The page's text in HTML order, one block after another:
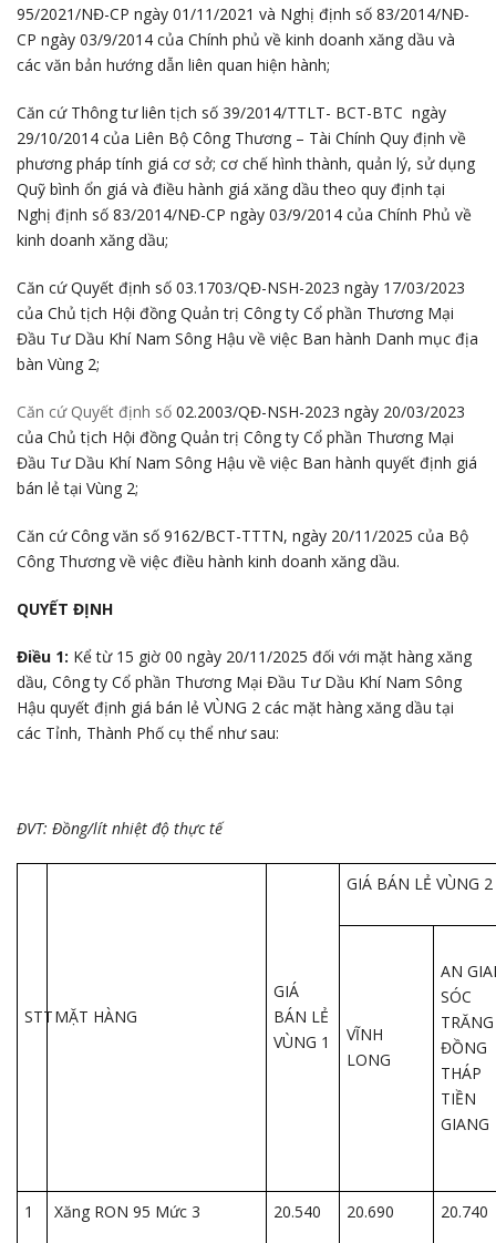
95/2021/NĐ-CP ngày 01/11/2021 và Nghị định số 83/2014/NĐ-
CP ngày 03/9/2014 của Chính phủ về kinh doanh xăng dầu và
các văn bản hướng dẫn liên quan hiện hành;
Căn cứ Thông tư liên tịch số 39/2014/TTLT- BCT-BTC ngày
29/10/2014 của Liên Bộ Công Thương – Tài Chính Quy định về
phương pháp tính giá cơ sở; cơ chế hình thành, quản lý, sử dụng
Quỹ bình ổn giá và điều hành giá xăng dầu theo quy định tại
Nghị định số 83/2014/NĐ-CP ngày 03/9/2014 của Chính Phủ về
kinh doanh xăng dầu;
Căn cứ Quyết định số 03.1703/QĐ-NSH-2023 ngày 17/03/2023
của Chủ tịch Hội đồng Quản trị Công ty Cổ phần Thương Mại
Đầu Tư Dầu Khí Nam Sông Hậu về việc Ban hành Danh mục địa
bàn Vùng 2;
Căn cứ Quyết định số 02.2003/QĐ-NSH-2023 ngày 20/03/2023
của Chủ tịch Hội đồng Quản trị Công ty Cổ phần Thương Mại
Đầu Tư Dầu Khí Nam Sông Hậu về việc Ban hành quyết định giá
bán lẻ tại Vùng 2;
Căn cứ Công văn số 9162/BCT-TTTN, ngày 20/11/2025 của Bộ
Công Thương về việc điều hành kinh doanh xăng dầu.
QUYẾT ĐỊNH
Điều 1: Kể từ 15 giờ 00 ngày 20/11/2025 đối với mặt hàng xăng
dầu, Công ty Cổ phần Thương Mại Đầu Tư Dầu Khí Nam Sông
Hậu quyết định giá bán lẻ VÙNG 2 các mặt hàng xăng dầu tại
các Tỉnh, Thành Phố cụ thể như sau:
ĐVT: Đồng/lít nhiệt độ thực tế
STTMẶT HÀNG
GIÁ
BÁN LẺ
VÙNG 1
GIÁ BÁN LẺ VÙNG 2
VĨNH
LONG
AN
SÓC
TRĂNG
ĐỒNG
THÁP
TIỀN
GIANG
1 Xăng RON 95 Mức 3 20.540 20.690 20.740